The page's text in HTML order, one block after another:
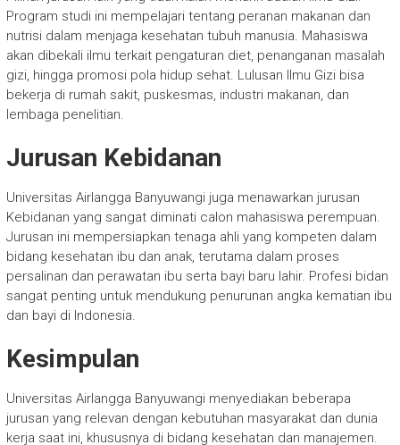
Program studi ini mempelajari tentang peranan makanan dan
nutrisi dalam menjaga kesehatan tubuh manusia. Mahasiswa
akan dibekali ilmu terkait pengaturan diet, penanganan masalah
gizi, hingga promosi pola hidup sehat. Lulusan Ilmu Gizi bisa
bekerja di rumah sakit, puskesmas, industri makanan, dan
lembaga penelitian.
Jurusan Kebidanan
Universitas Airlangga Banyuwangi juga menawarkan jurusan
Kebidanan yang sangat diminati calon mahasiswa perempuan.
Jurusan ini mempersiapkan tenaga ahli yang kompeten dalam
bidang kesehatan ibu dan anak, terutama dalam proses
persalinan dan perawatan ibu serta bayi baru lahir. Profesi bidan
sangat penting untuk mendukung penurunan angka kematian ibu
dan bayi di Indonesia.
Kesimpulan
Universitas Airlangga Banyuwangi menyediakan beberapa
jurusan yang relevan dengan kebutuhan masyarakat dan dunia
kerja saat ini, khususnya di bidang kesehatan dan manajemen.